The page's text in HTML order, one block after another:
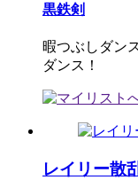
黒鉄剣
暇つぶしダン
ダンス！
レイリー散